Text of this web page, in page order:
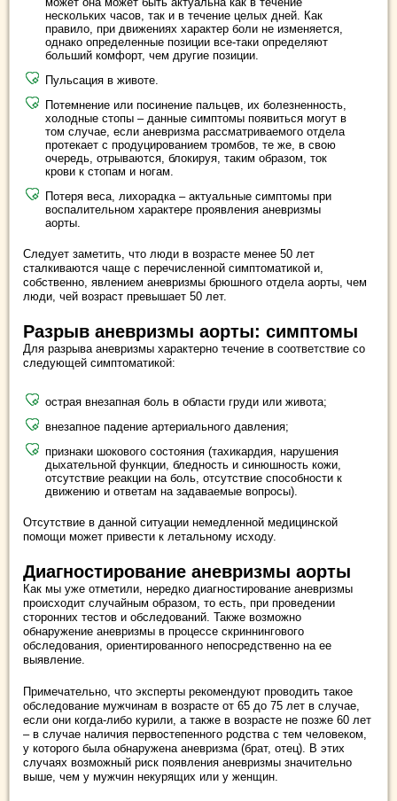
нескольких часов, так и в течение целых дней. Как
правило, при движениях характер боли не изменяется,
однако определенные позиции все-таки определяют
больший комфорт, чем другие позиции.
Пульсация в животе.
Потемнение или посинение пальцев, их болезненность,
холодные стопы – данные симптомы появиться могут в
том случае, если аневризма рассматриваемого отдела
протекает с продуцированием тромбов, те же, в свою
очередь, отрываются, блокируя, таким образом, ток
крови к стопам и ногам.
Потеря веса, лихорадка – актуальные симптомы при
воспалительном характере проявления аневризмы
аорты.
Следует заметить, что люди в возрасте менее 50 лет
сталкиваются чаще с перечисленной симптоматикой и,
собственно, явлением аневризмы брюшного отдела аорты, чем
люди, чей возраст превышает 50 лет.
Разрыв аневризмы аорты: симптомы
Для разрыва аневризмы характерно течение в соответствие со
следующей симптоматикой:
острая внезапная боль в области груди или живота;
внезапное падение артериального давления;
признаки шокового состояния (тахикардия, нарушения
дыхательной функции, бледность и синюшность кожи,
отсутствие реакции на боль, отсутствие способности к
движению и ответам на задаваемые вопросы).
Отсутствие в данной ситуации немедленной медицинской
помощи может привести к летальному исходу.
Диагностирование аневризмы аорты
Как мы уже отметили, нередко диагностирование аневризмы
происходит случайным образом, то есть, при проведении
сторонних тестов и обследований. Также возможно
обнаружение аневризмы в процессе скриннингового
обследования, ориентированного непосредственно на ее
выявление.
Примечательно, что эксперты рекомендуют проводить такое
обследование мужчинам в возрасте от 65 до 75 лет в случае,
если они когда-либо курили, а также в возрасте не позже 60 лет
– в случае наличия первостепенного родства с тем человеком,
у которого была обнаружена аневризма (брат, отец). В этих
случаях возможный риск появления аневризмы значительно
выше, чем у мужчин некурящих или у женщин.